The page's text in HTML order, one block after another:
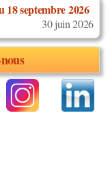
challenge
Ramasike
Discipline:Danses
18 septembre 2026
30 juin 2026